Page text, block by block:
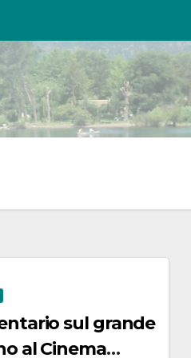
sul grande
al Cinema